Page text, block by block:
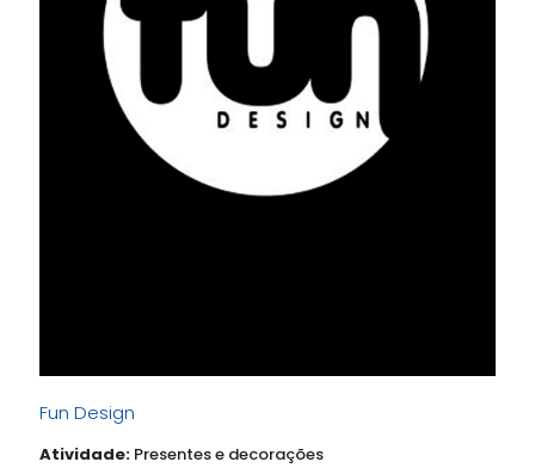
Fun Design
Atividade: Presentes e decorações